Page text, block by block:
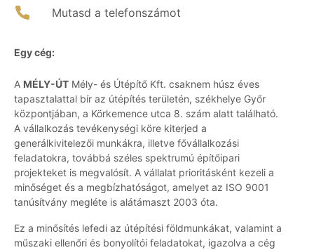
Mutasd a telefonszámot
Egy cég:
A MÉLY-ÚT Mély- és Útépítő Kft. csaknem húsz éves
tapasztalattal bír az útépítés területén, székhelye Győr
központjában, a Körkemence utca 8. szám alatt található.
A vállalkozás tevékenységi köre kiterjed a
generálkivitelezői munkákra, illetve fővállalkozási
feladatokra, továbbá széles spektrumú építőipari
projekteket is megvalósít. A vállalat prioritásként kezeli a
minőséget és a megbízhatóságot, amelyet az ISO 9001
tanúsítvány megléte is alátámaszt 2003 óta.
Ez a minősítés lefedi az útépítési földmunkákat, valamint a
műszaki ellenőri és bonyolítói feladatokat, igazolva a cég